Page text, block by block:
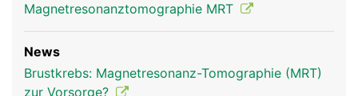
Magnetresonanztomographie MRT
News
Brustkrebs: Magnetresonanz-Tomographie (MRT)
zur Vorsorge?